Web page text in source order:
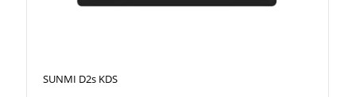
SUNMI D2s KDS